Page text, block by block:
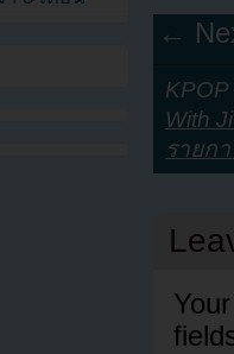
←
With
รายก